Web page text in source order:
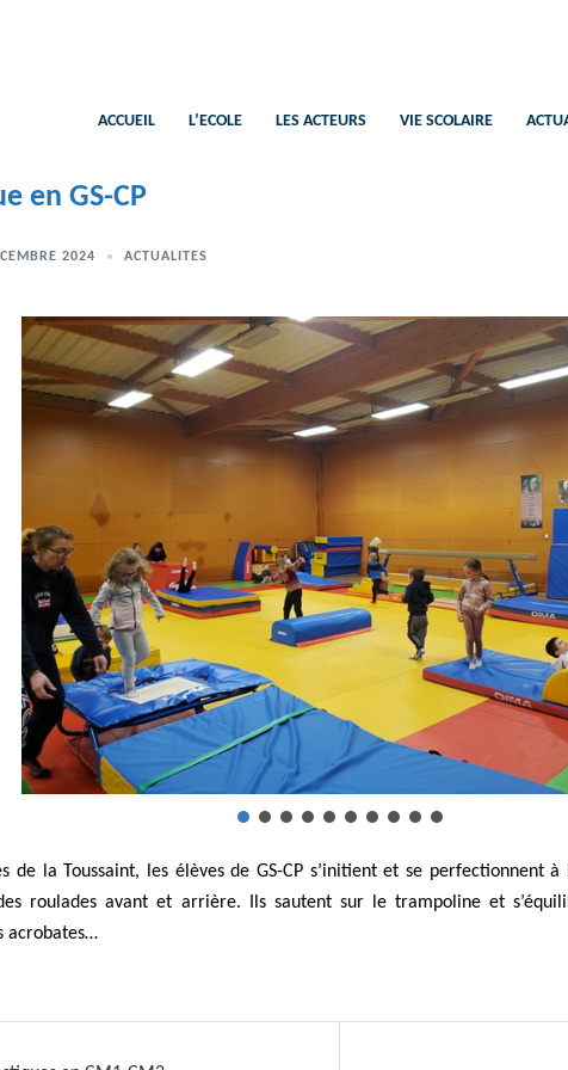
ACCUEIL L’ECOLE LES ACTEURS VIE SCOLAIRE
en GS-CP
2024 ACTUALITES
de la Toussaint, les élèves de GS-CP s’initient et se perfectionnent
roulades avant et arrière. Ils sautent sur le trampoline et
acrobates…